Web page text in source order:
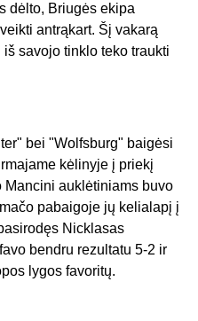
dėlto, Briugės ekipa
antrąkart. Šį vakarą
savojo tinklo teko traukti
bei "Wolfsburg" baigėsi
kėlinyje į priekį
auklėtiniams buvo
pabaigoje jų kelialapį į
Nicklasas
bendru rezultatu 5-2 ir
lygos favoritų.